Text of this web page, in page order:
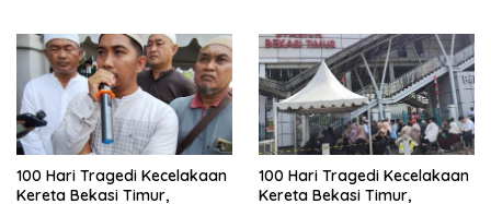
100 Hari Tragedi Kecelakaan
Kereta Bekasi Timur,
100 Hari Tragedi Kecelakaan
Kereta Bekasi Timur,